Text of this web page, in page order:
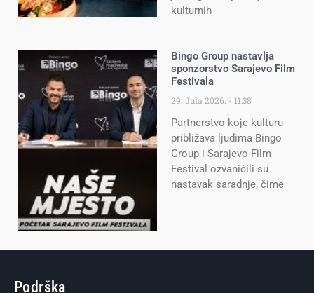
kulturnih
Bingo Group nastavlja
sponzorstvo Sarajevo Film
Festivala
29. Jula 2026. 11:38
Partnerstvo koje kulturu
približava ljudima Bingo
Group i Sarajevo Film
Festival ozvaničili su
nastavak saradnje, čime
Podrška